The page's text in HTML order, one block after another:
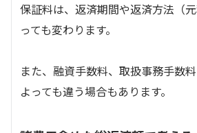
保証料は、返済期間や返済方法（
っても変わります。
また、融資手数料、取扱事務手数
よっても違う場合もあります。